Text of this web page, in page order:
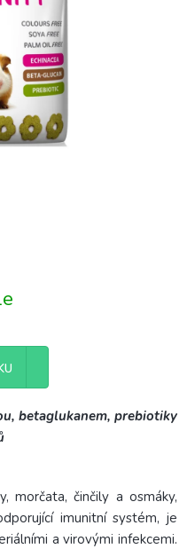
betaglukanem, prebiotiky
morčata, činčily a osmáky,
imunitní systém, je
a virovými infekcemi.